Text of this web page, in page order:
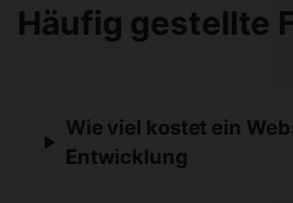
Häufig gestellte
Wie viel kostet ein
Entwicklung